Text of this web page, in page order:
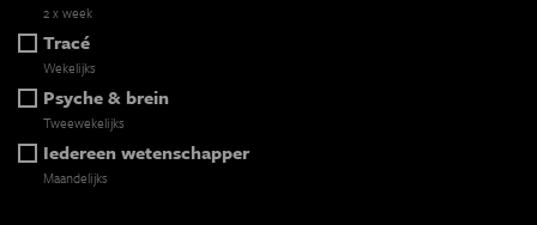
2 x week
Tracé
Wekelijks
Psyche & brein
Tweewekelijks
Iedereen wetenschapper
Maandelijks